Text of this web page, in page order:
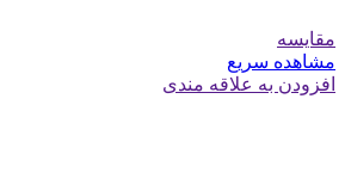
مقایسه
مشاهده سریع
افزودن به علاقه مندی